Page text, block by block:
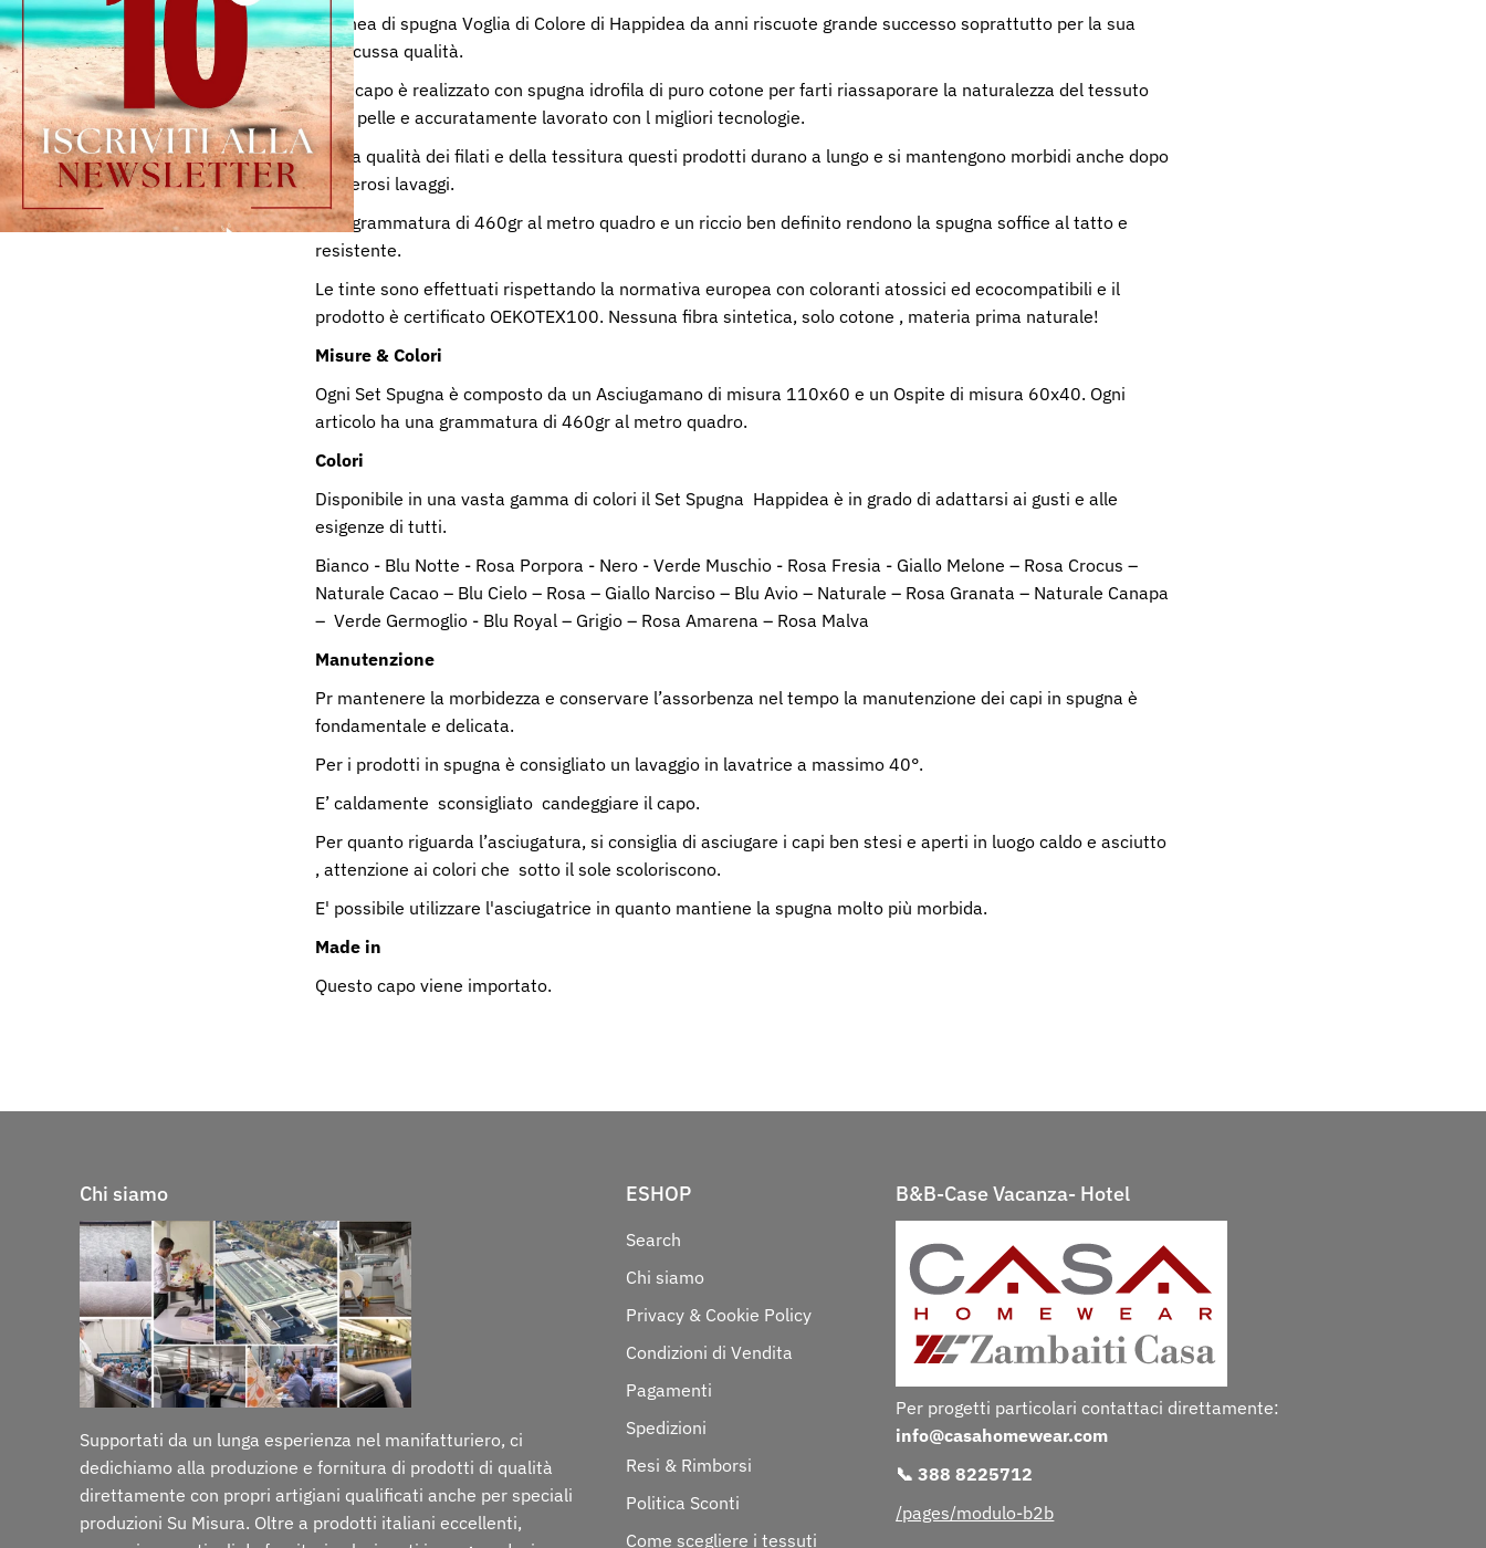
La linea di spugna Voglia di Colore di Happidea da anni riscuote grande successo soprattutto per la sua
indiscussa qualità.
Ogni capo è realizzato con spugna idrofila di puro cotone per farti riassaporare la naturalezza del tessuto
sulla pelle e accuratamente lavorato con l migliori tecnologie.
Per la qualità dei filati e della tessitura questi prodotti durano a lungo e si mantengono morbidi anche dopo
numerosi lavaggi.
Una grammatura di 460gr al metro quadro e un riccio ben definito rendono la spugna soffice al tatto e
resistente.
Le tinte sono effettuati rispettando la normativa europea con coloranti atossici ed ecocompatibili e il
prodotto è certificato OEKOTEX100. Nessuna fibra sintetica, solo cotone , materia prima naturale!
Misure & Colori
Ogni Set Spugna è composto da un Asciugamano di misura 110x60 e un Ospite di misura 60x40. Ogni
articolo ha una grammatura di 460gr al metro quadro.
Colori
Disponibile in una vasta gamma di colori il Set Spugna Happidea è in grado di adattarsi ai gusti e alle
esigenze di tutti.
Bianco - Blu Notte - Rosa Porpora - Nero - Verde Muschio - Rosa Fresia - Giallo Melone – Rosa Crocus –
Naturale Cacao – Blu Cielo – Rosa – Giallo Narciso – Blu Avio – Naturale – Rosa Granata – Naturale Canapa
– Verde Germoglio - Blu Royal – Grigio – Rosa Amarena – Rosa Malva
Manutenzione
Pr mantenere la morbidezza e conservare l’assorbenza nel tempo la manutenzione dei capi in spugna è
fondamentale e delicata.
Per i prodotti in spugna è consigliato un lavaggio in lavatrice a massimo 40°.
E’ caldamente sconsigliato candeggiare il capo.
Per quanto riguarda l’asciugatura, si consiglia di asciugare i capi ben stesi e aperti in luogo caldo e asciutto
, attenzione ai colori che sotto il sole scoloriscono.
E' possibile utilizzare l'asciugatrice in quanto mantiene la spugna molto più morbida.
Made in
Questo capo viene importato.
Chi siamo
Supportati da un lunga esperienza nel manifatturiero, ci
dedichiamo alla produzione e fornitura di prodotti di qualità
direttamente con propri artigiani qualificati anche per speciali
produzioni Su Misura. Oltre a prodotti italiani eccellenti,
ESHOP
Search
Chi siamo
Privacy & Cookie Policy
Condizioni di Vendita
Pagamenti
Spedizioni
Resi & Rimborsi
Politica Sconti
Come scegliere i tessuti
B&B-Case Vacanza- Hotel
Per progetti particolari contattaci direttamente:
info@casahomewear.com
📞 388 8225712
/pages/modulo-b2b